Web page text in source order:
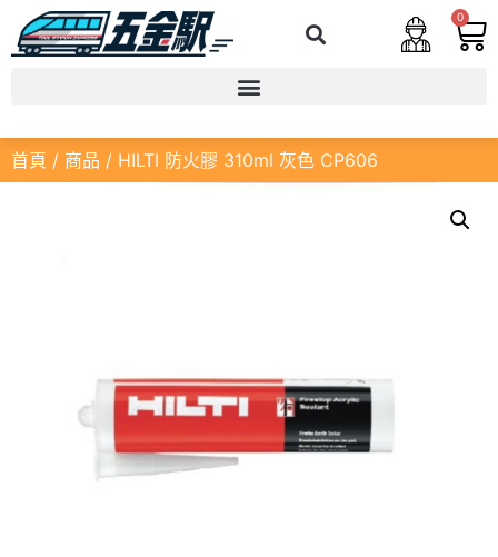
0
首頁 / 商品 / HILTI 防火膠 310ml 灰色 CP606